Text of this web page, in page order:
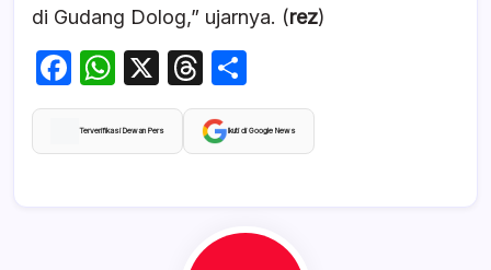
di Gudang Dolog,” ujarnya. (rez)
F
a
c
W
h
at
X
T
hr
e
s
h
ar
Terverifikasi Dewan Pers Ikuti di Google News